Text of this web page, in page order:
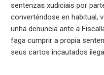
sentenzas xudiciais por
converténdose en habitual,
unha denuncia ante a
faga cumprir a propia
seus cartos incautados